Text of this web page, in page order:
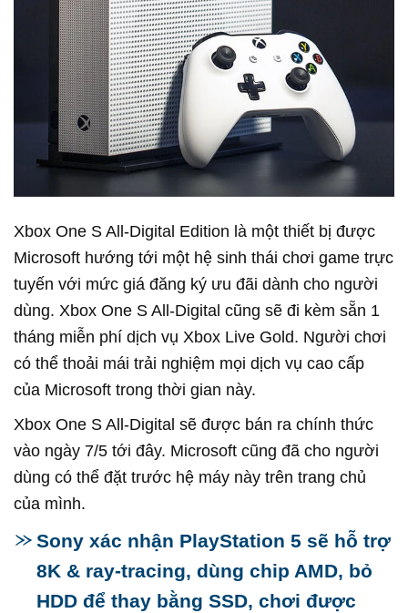
Xbox One S All-Digital Edition là một thiết bị được
Microsoft hướng tới một hệ sinh thái chơi game trực
tuyến với mức giá đăng ký ưu đãi dành cho người
dùng. Xbox One S All-Digital cũng sẽ đi kèm sẵn 1
tháng miễn phí dịch vụ Xbox Live Gold. Người chơi
có thể thoải mái trải nghiệm mọi dịch vụ cao cấp
của Microsoft trong thời gian này.
Xbox One S All-Digital sẽ được bán ra chính thức
vào ngày 7/5 tới đây. Microsoft cũng đã cho người
dùng có thể đặt trước hệ máy này trên trang chủ
của mình.
Sony xác nhận PlayStation 5 sẽ hỗ trợ
8K & ray-tracing, dùng chip AMD, bỏ
HDD để thay bằng SSD, chơi được